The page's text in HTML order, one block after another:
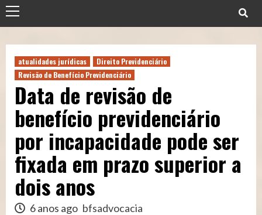
Menu
atualidades jurídicas
Direito Previdenciário
Revisão de Benefício Previdenciário
Data de revisão de
benefício previdenciário
por incapacidade pode ser
fixada em prazo superior a
dois anos
6 anos ago bfsadvocacia